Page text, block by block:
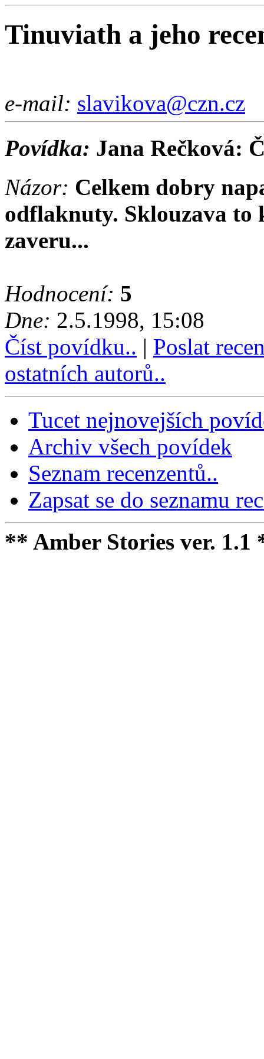
Tinuviath a jeho
e-mail: slavikova@czn.cz
Povídka: Jana Rečková:
Názor: Celkem dobry
odflaknuty. Sklouzava to
zaveru...
Hodnocení: 5
Dne: 2.5.1998, 15:08
Číst povídku.. | Poslat
ostatních autorů..
Tucet nejnovejších
Archiv všech povídek
Seznam recenzentů..
Zapsat se do seznamu
** Amber Stories ver. 1.1